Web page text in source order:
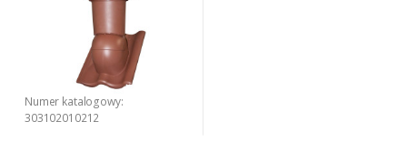
Numer katalogowy:
303102010212